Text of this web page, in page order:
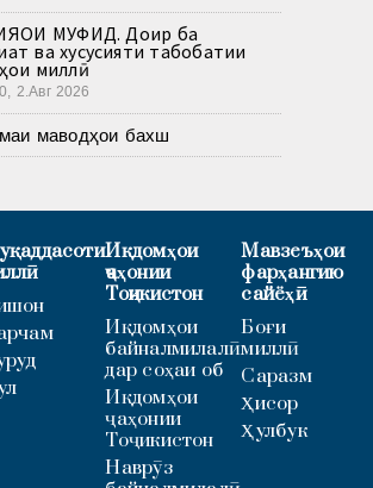
МУФИД. Доир ба
ва хусусияти табобатии
миллӣ
2.Авг 2026
маводҳои бахш
Иқдомҳои
ҷаҳонии
Тоҷикистон
Иқдомҳои
байналмилалӣ
дар соҳаи об
Иқдомҳои
ҷаҳонии
Тоҷикистон
Наврӯз
Мавзеъҳои
фарҳангию
сайёҳӣ
Боғи
миллӣ
Саразм
Ҳисор
Ҳулбук